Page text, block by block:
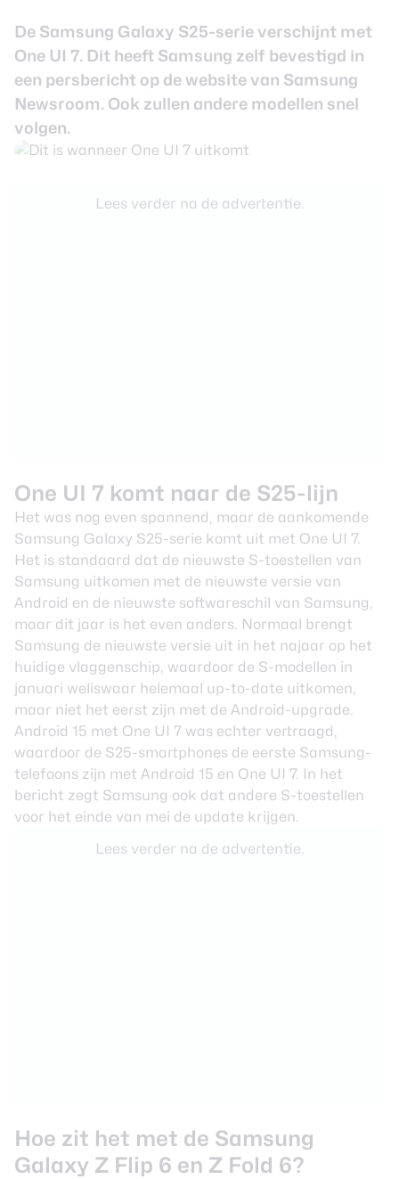
De Samsung Galaxy S25-serie verschijnt met
One UI 7. Dit heeft Samsung zelf bevestigd in
een persbericht op de website van Samsung
Newsroom. Ook zullen andere modellen snel
volgen.
Lees verder na de advertentie.
One UI 7 komt naar de S25-lijn
Het was nog even spannend, maar de aankomende
Samsung Galaxy S25-serie komt uit met One UI 7.
Het is standaard dat de nieuwste S-toestellen van
Samsung uitkomen met de nieuwste versie van
Android en de nieuwste softwareschil van Samsung,
maar dit jaar is het even anders. Normaal brengt
Samsung de nieuwste versie uit in het najaar op het
huidige vlaggenschip, waardoor de S-modellen in
januari weliswaar helemaal up-to-date uitkomen,
maar niet het eerst zijn met de Android-upgrade.
Android 15 met One UI 7 was echter vertraagd,
waardoor de S25-smartphones de eerste Samsung-
telefoons zijn met Android 15 en One UI 7. In het
bericht zegt Samsung ook dat andere S-toestellen
voor het einde van mei de update krijgen.
Lees verder na de advertentie.
Hoe zit het met de Samsung
Galaxy Z Flip 6 en Z Fold 6?